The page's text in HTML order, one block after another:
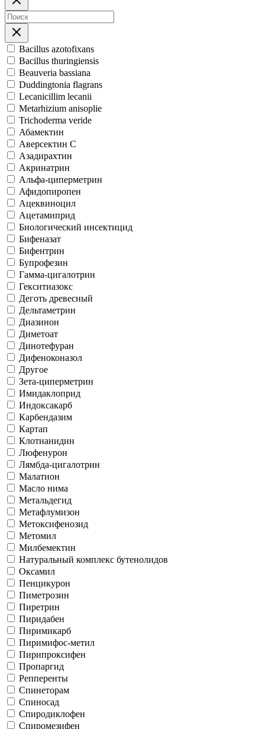
Bacillus azotofixans
Bacillus thuringiensis
Beauveria bassiana
Duddingtonia flagrans
Lecanicillim lecanii
Metarhizium anisoplie
Trichoderma veride
Абамектин
Аверсектин С
Азадирахтин
Акринатрин
Альфа-циперметрин
Афидопиропен
Ацеквиноцил
Ацетамиприд
Биологический инсектицид
Бифеназат
Бифентрин
Бупрофезин
Гамма-цигалотрин
Гекситиазокс
Деготь древесный
Дельтаметрин
Диазинон
Диметоат
Динотефуран
Дифеноконазол
Другое
Зета-циперметрин
Имидаклоприд
Индоксакарб
Карбендазим
Картап
Клотианидин
Люфенурон
Лямбда-цигалотрин
Малатион
Масло нима
Метальдегид
Метафлумизон
Метоксифенозид
Метомил
Милбемектин
Натуральный комплекс бутенолидов
Оксамил
Пенцикурон
Пиметрозин
Пиретрин
Пиридабен
Пиримикарб
Пиримифос-метил
Пирипроксифен
Пропаргид
Репперенты
Спинеторам
Спиносад
Спиродиклофен
Спиромезифен